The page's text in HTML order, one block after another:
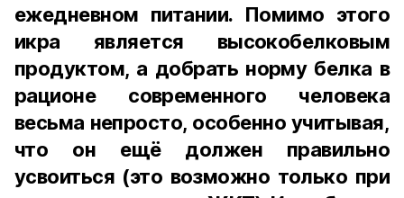
ежедневном питании. Помимо этого
икра является высокобелковым
продуктом, а добрать норму белка в
рационе современного человека
весьма непросто, особенно учитывая,
что он ещё должен правильно
усвоиться (это возможно только при